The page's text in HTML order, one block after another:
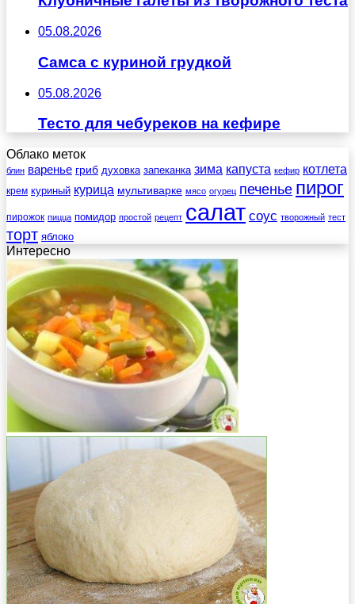
05.08.2026
Самса с куриной грудкой
05.08.2026
Тесто для чебуреков на кефире
Облако меток
блин варенье гриб духовка запеканка зима капуста кефир котлета
крем куриный курица мультиварке мясо огурец печенье пирог
пирожок пицца помидор простой рецепт салат соус творожный тест
торт яблоко
Интересно